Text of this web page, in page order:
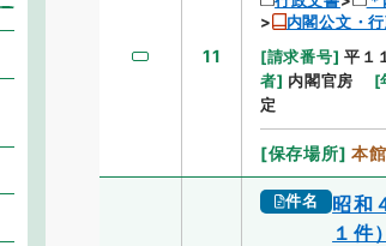
11
内閣公文・
[請求番号] 平１
者] 内閣官房 [
定
[保存場所] 本
件名
昭和
１件）